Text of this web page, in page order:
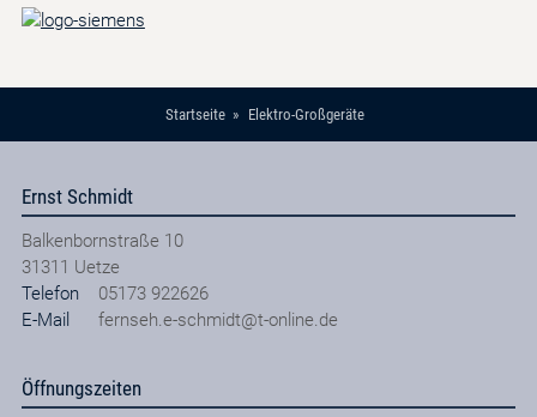
Startseite Elektro-Großgeräte
Ernst Schmidt
Balkenbornstraße 10
31311 Uetze
Telefon
05173 922626
E-Mail
fernseh.e-schmidt@t-online.de
Öffnungszeiten